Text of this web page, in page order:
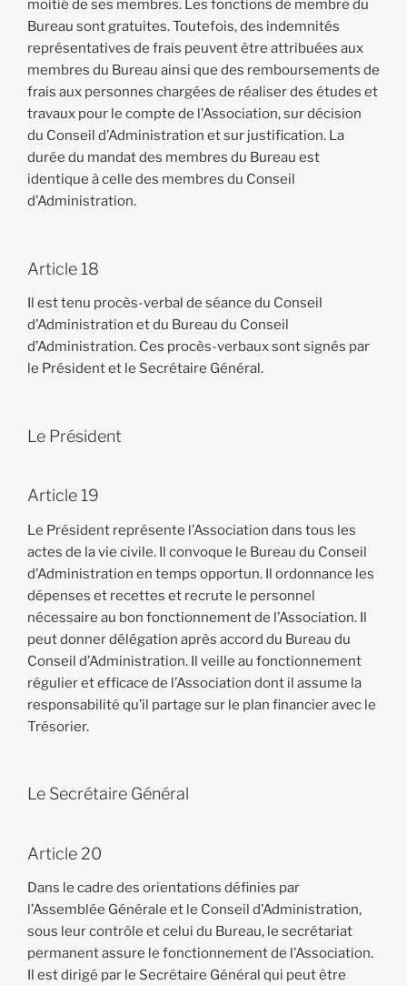
moitié de ses membres. Les fonctions de membre du
Bureau sont gratuites. Toutefois, des indemnités
représentatives de frais peuvent être attribuées aux
membres du Bureau ainsi que des remboursements de
frais aux personnes chargées de réaliser des études et
travaux pour le compte de l’Association, sur décision
du Conseil d’Administration et sur justification. La
durée du mandat des membres du Bureau est
identique à celle des membres du Conseil
d’Administration.
Article 18
Il est tenu procès-verbal de séance du Conseil
d’Administration et du Bureau du Conseil
d’Administration. Ces procès-verbaux sont signés par
le Président et le Secrétaire Général.
Le Président
Article 19
Le Président représente l’Association dans tous les
actes de la vie civile. Il convoque le Bureau du Conseil
d’Administration en temps opportun. Il ordonnance les
dépenses et recettes et recrute le personnel
nécessaire au bon fonctionnement de l’Association. Il
peut donner délégation après accord du Bureau du
Conseil d’Administration. Il veille au fonctionnement
régulier et efficace de l’Association dont il assume la
responsabilité qu’il partage sur le plan financier avec le
Trésorier.
Le Secrétaire Général
Article 20
Dans le cadre des orientations définies par
l’Assemblée Générale et le Conseil d’Administration,
sous leur contrôle et celui du Bureau, le secrétariat
permanent assure le fonctionnement de l’Association.
Il est dirigé par le Secrétaire Général qui peut être